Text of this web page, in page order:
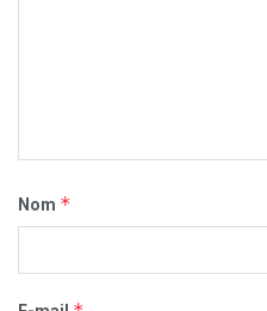
Nom *